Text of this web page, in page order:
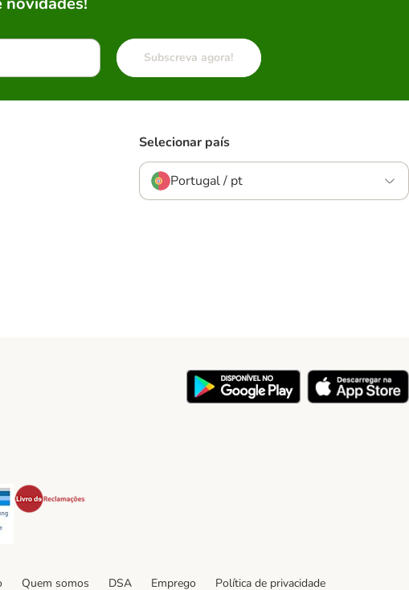
Subscreva agora!
Selecionar país
Portugal / pt
Security
Quem somos DSA Emprego Política de privacidade